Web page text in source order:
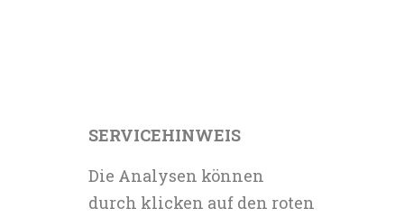
SERVICEHINWEIS
Die Analysen können
durch klicken auf den roten